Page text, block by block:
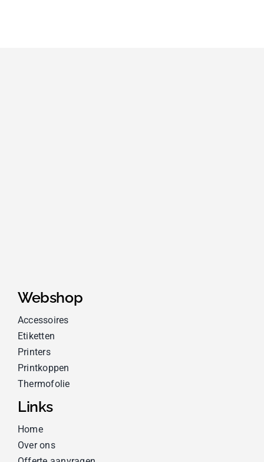
Webshop
Accessoires
Etiketten
Printers
Printkoppen
Thermofolie
Links
Home
Over ons